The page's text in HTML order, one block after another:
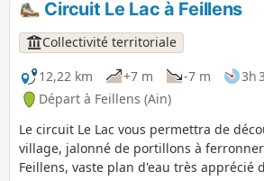
Circuit Le Lac à Feillens
Collectivité territoriale
12,22 km
+7 m -7 m 3h
Départ à Feillens (Ain)
Le circuit Le Lac vous permettra de
village, jalonné de portillons à
Feillens, vaste plan d'eau très apprécié